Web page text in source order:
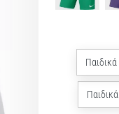
Παιδικά
Παιδικά